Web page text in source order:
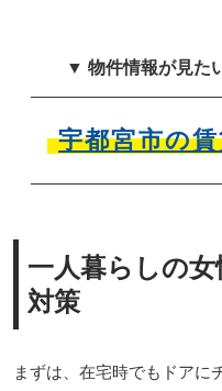
▼ 物件情報が見た
宇都宮市の
一人暮らしの
対策
まずは、在宅時でもドアに